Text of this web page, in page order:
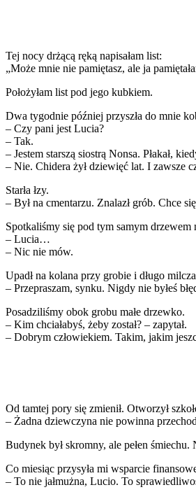
Tej nocy drżącą ręką napisałam list:
„Może mnie nie pamiętasz, ale ja
Położyłam list pod jego kubkiem.
Dwa tygodnie później przyszła do mnie
– Czy pani jest Lucia?
– Tak.
– Jestem starszą siostrą Nonsa. Płakał,
– Nie. Chidera żył dziewięć lat. I zawsze
Starła łzy.
– Był na cmentarzu. Znalazł grób. Chce
Spotkaliśmy się pod tym samym
– Lucia…
– Nic nie mów.
Upadł na kolana przy grobie i długo
– Przepraszam, synku. Nigdy nie byłeś
Posadziliśmy obok grobu małe drzewko.
– Kim chciałabyś, żeby został? – zapytał.
– Dobrym człowiekiem. Takim, jakim
Od tamtej pory się zmienił. Otworzył
– Żadna dziewczyna nie powinna
Budynek był skromny, ale pełen
Co miesiąc przysyła mi wsparcie
– To nie jałmużna, Lucio. To